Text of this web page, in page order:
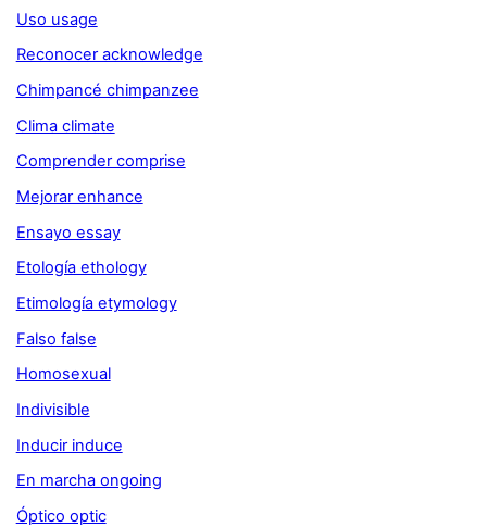
Uso usage
Reconocer acknowledge
Chimpancé chimpanzee
Clima climate
Comprender comprise
Mejorar enhance
Ensayo essay
Etología ethology
Etimología etymology
Falso false
Homosexual
Indivisible
Inducir induce
En marcha ongoing
Óptico optic